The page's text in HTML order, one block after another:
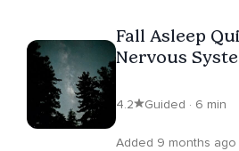
Fall Asleep
Nervous
4.2 Guided · 6 min
Added 9 months ago